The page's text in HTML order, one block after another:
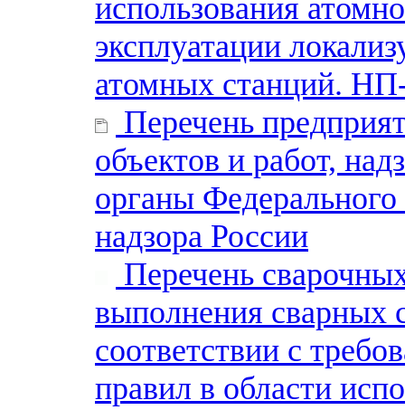
использования
эксплуатации
атомных станций.
Перечень
объектов и работ,
органы
надзора России
Перечень
выполнения сварных
соответствии с
правил в области